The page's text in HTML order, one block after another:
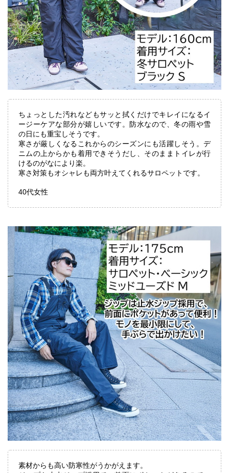
ちょっとした汚れなどもサッと拭くだけでキレイになるイ
ージーケアな部分が嬉しいです。防水なので、冬の雨や雪
の日にも重宝しそうです。
寒さが厳しくなるこれからのシーズンにも活躍しそう。デ
ニムの上からかも着用できそうだし、そのままトイレが行
けるのがなにより楽。
寒さ対策もオシャレも両方叶えてくれるサロペットです。
40代女性
素材からも高い防寒性がうかがえます。